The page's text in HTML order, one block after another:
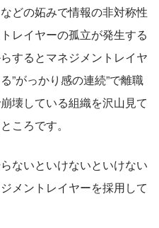
どの妬みで情報の非対称性
レイヤーの孤立が発生する
するとマネジメントレイヤ
”がっかり感の連続”で離職
壊している組織を沢山見て
ころです。
ないといけないといけない
メントレイヤーを採用して